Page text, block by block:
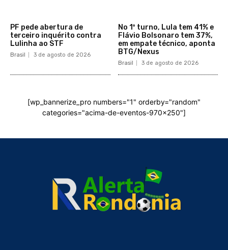
PF pede abertura de
terceiro inquérito contra
Lulinha ao STF
Brasil 3 de agosto de 2026
No 1º turno, Lula tem 41% e
Flávio Bolsonaro tem 37%,
em empate técnico, aponta
BTG/Nexus
Brasil 3 de agosto de 2026
[wp_bannerize_pro numbers="1" orderby="random"
categories="acima-de-eventos-970x250"]